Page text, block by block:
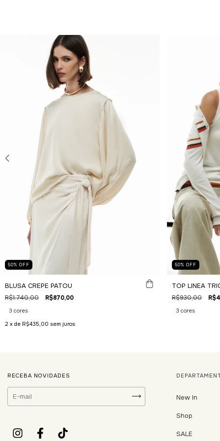
50% OFF
BLUSA CREPE PATOU
R$1.740,00 R$870,00
3 cores
2 x de R$435,00 sem juros
50% OFF
TOP LINEA
R$930,00
3 cores
RECEBA NOVIDADES
New In
Shop
SALE